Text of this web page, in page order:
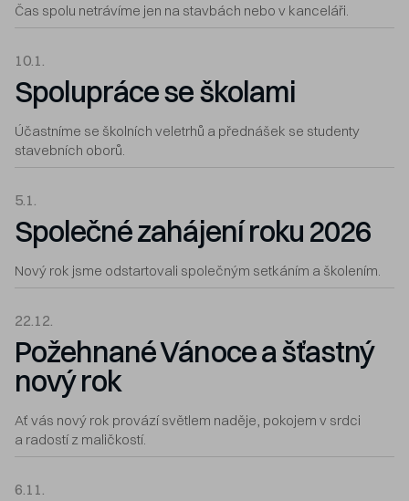
Čas spolu netrávíme jen na stavbách nebo v kanceláři.
10.1.
Spolupráce se školami
Účastníme se školních veletrhů a přednášek se studenty
stavebních oborů.
5.1.
Společné zahájení roku 2026
Nový rok jsme odstartovali společným setkáním a školením.
22.12.
Požehnané Vánoce a šťastný
nový rok
Ať vás nový rok provází světlem naděje, pokojem v srdci
a radostí z maličkostí.
6.11.